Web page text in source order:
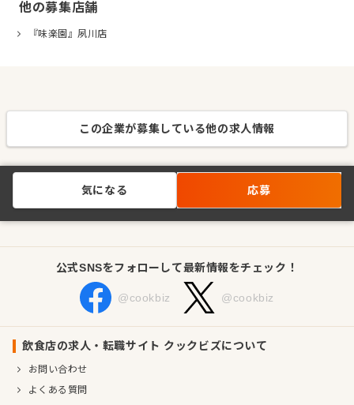
他の募集店舗
『味楽園』夙川店
この企業が募集している他の求人情報
気になる 応募
公式SNSをフォローして最新情報をチェック！
@cookbiz @cookbiz
飲食店の求人・転職サイト クックビズについて
お問い合わせ
よくある質問